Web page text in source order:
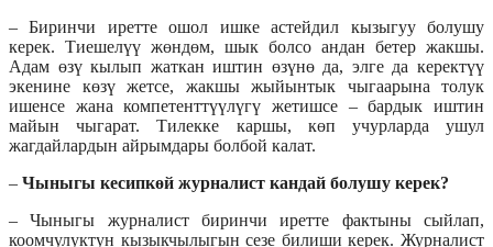
– Биринчи иретте ошол ишке астейдил кызыгуу болушу
керек. Тиешелүү жөндөм, шык болсо андан бетер жакшы.
Адам өзү кылып жаткан иштин өзүнө да, элге да керектүү
экенине көзү жетсе, жакшы жыйынтык чыгаарына толук
ишенсе жана компетенттүүлүгү жетишсе – бардык иштин
майын чыгарат. Тилекке каршы, көп учурларда ушул
жагдайлардын айрымдары болбой калат.
– Чыныгы кесипкөй журналист кандай болушу керек?
– Чыныгы журналист биринчи иретте фактыны сыйлап,
коомчулуктун кызыкчылыгын сезе билиши керек. Журналист